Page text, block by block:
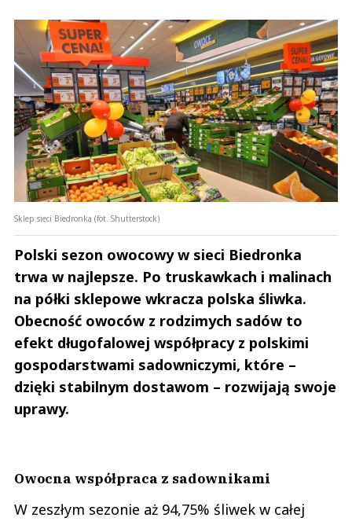
Sklep sieci Biedronka (fot. Shutterstock)
Polski sezon owocowy w sieci Biedronka
trwa w najlepsze. Po truskawkach i malinach
na półki sklepowe wkracza polska śliwka.
Obecność owoców z rodzimych sadów to
efekt długofalowej współpracy z polskimi
gospodarstwami sadowniczymi, które –
dzięki stabilnym dostawom – rozwijają swoje
uprawy.
Owocna współpraca z sadownikami
W zeszłym sezonie aż 94,75% śliwek w całej